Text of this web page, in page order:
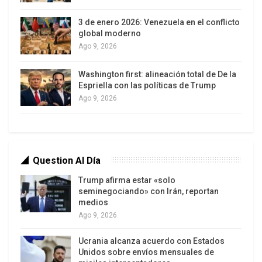
El restablecimiento de relaciones diplomáticas
Francisco, el gobierno suizo (que representó
durante cinco décadas los intereses
estadounidenses en Cuba), algunas figuras
latinoamericanas y dos personajes “secundarios”,
pero de innegable laboriosidad y criterio para
llegar a este fin (in)esperado: Josefina Vidal,
directora general de EEUU de la cancillería cubana,
3 de enero 2026: Venezuela en el conflicto
global moderno
Ago 9, 2026
Washington first: alineación total de De la
Espriella con las políticas de Trump
Ago 9, 2026
Question Al Día
Trump afirma estar «solo
seminegociando» con Irán, reportan
medios
Ago 9, 2026
Ucrania alcanza acuerdo con Estados
Unidos sobre envíos mensuales de